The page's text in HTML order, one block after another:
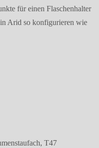
für einen Flaschenhalter
Arid so konfigurieren wie
T47